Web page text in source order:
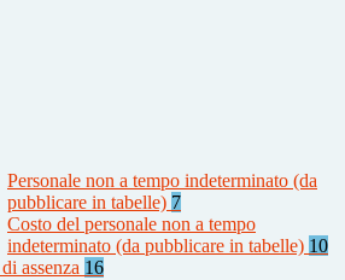
Personale non a tempo indeterminato (da
pubblicare in tabelle) 7
Costo del personale non a tempo
indeterminato (da pubblicare in tabelle) 10
assenza 16